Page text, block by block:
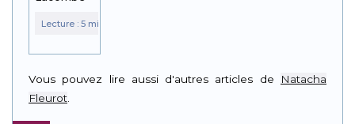
Vous pouvez lire aussi d'autres articles de
Natacha
Fleurot